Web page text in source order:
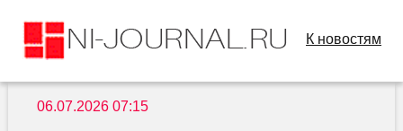
К новостям
06.07.2026 07:15